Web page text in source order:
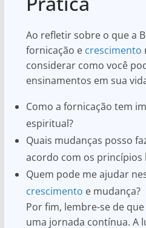
Ao refletir sobre o que a
fornicação e crescimento
considerar como você
ensinamentos em sua
Como a fornicação tem
espiritual?
Quais mudanças posso
acordo com os princípios
Quem pode me ajudar
crescimento e mudança?
Por fim, lembre-se de que
uma jornada contínua. A